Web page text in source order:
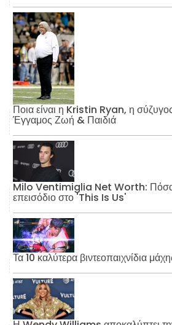
Ποια είναι η Kristin Ryan, η
Έγγαμος Ζωή & Παιδιά
Milo Ventimiglia Net Worth: Πόσα
επεισόδιο στο 'This Is Us'
Τα 10 καλύτερα βιντεοπαιχνίδια